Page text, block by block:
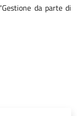
da parte di